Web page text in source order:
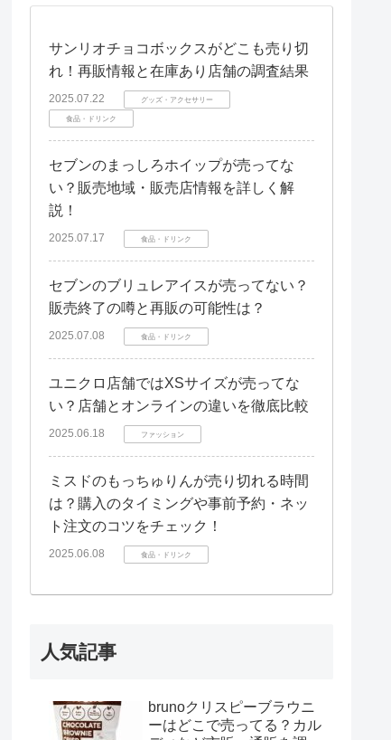
サンリオチョコボックスがどこも売り切
れ！再販情報と在庫あり店舗の調査結果
2025.07.22 グッズ・アクセサリー
食品・ドリンク
セブンのまっしろホイップが売ってな
い？販売地域・販売店情報を詳しく解
説！
2025.07.17 食品・ドリンク
セブンのブリュレアイスが売ってない？
販売終了の噂と再販の可能性は？
2025.07.08 食品・ドリンク
ユニクロ店舗ではXSサイズが売ってな
い？店舗とオンラインの違いを徹底比較
2025.06.18 ファッション
ミスドのもっちゅりんが売り切れる時間
は？購入のタイミングや事前予約・ネッ
ト注文のコツをチェック！
2025.06.08 食品・ドリンク
人気記事
brunoクリスピーブラウニ
ーはどこで売ってる？カル